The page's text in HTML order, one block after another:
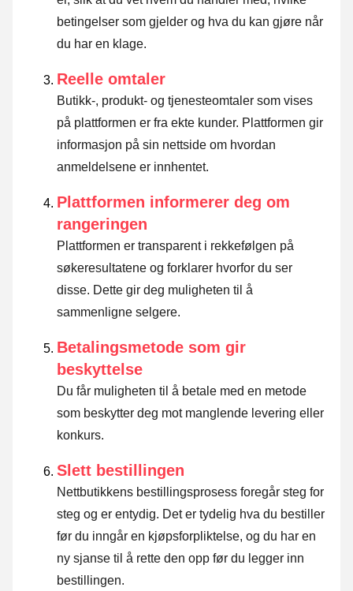
betingelser som gjelder og hva du kan gjøre når
du har en klage.
Reelle omtaler
Butikk-, produkt- og tjenesteomtaler som vises
på plattformen er fra ekte kunder. Plattformen gir
informasjon på sin nettside om hvordan
anmeldelsene er innhentet.
Plattformen informerer deg om
rangeringen
Plattformen er transparent i rekkefølgen på
søkeresultatene og forklarer hvorfor du ser
disse. Dette gir deg muligheten til å
sammenligne selgere.
Betalingsmetode som gir
beskyttelse
Du får muligheten til å betale med en metode
som beskytter deg mot manglende levering eller
konkurs.
Slett bestillingen
Nettbutikkens bestillingsprosess foregår steg for
steg og er entydig. Det er tydelig hva du bestiller
før du inngår en kjøpsforpliktelse, og du har en
ny sjanse til å rette den opp før du legger inn
bestillingen.